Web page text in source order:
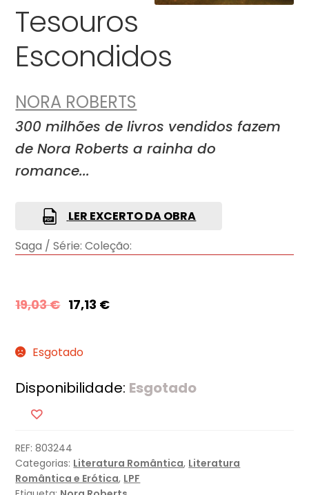
Tesouros
Escondidos
NORA ROBERTS
300 milhões de livros vendidos fazem
de Nora Roberts a rainha do
romance...
LER EXCERTO DA OBRA
Saga / Série: Coleção:
19,03€ 17,13 €
Esgotado
Disponibilidade: Esgotado
REF:803244
Categorias: Literatura Romântica, Literatura
Romântica e Erótica, LPF